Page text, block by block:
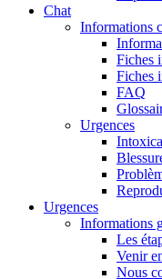
Chat
Informations
Fiches
Fiches
FAQ
Urgences
Urgences
Informations
Les
Venir
Nous